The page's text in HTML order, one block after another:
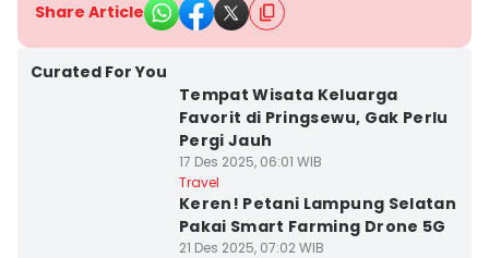
Share Article
Curated For You
Tempat Wisata Keluarga
Favorit di Pringsewu, Gak Perlu
Pergi Jauh
17 Des 2025, 06:01 WIB
Travel
Keren! Petani Lampung Selatan
Pakai Smart Farming Drone 5G
21 Des 2025, 07:02 WIB